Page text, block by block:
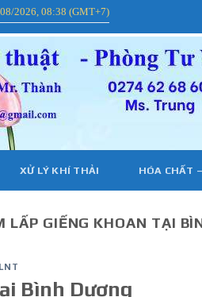
2026, 08:38 (GMT+7)
XỬ LÝ KHÍ THẢI HÓA CHẤT
LẤP GIẾNG KHOAN TẠI
Bình Dương